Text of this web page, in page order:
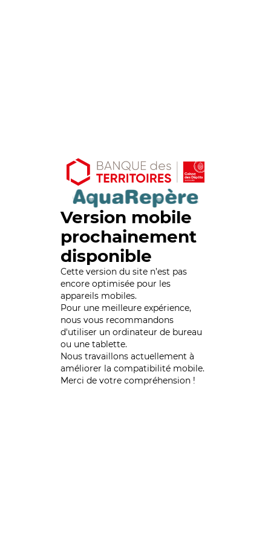
Version mobile
prochainement
disponible
Cette version du site n’est pas
encore optimisée pour les
appareils mobiles.
Pour une meilleure expérience,
nous vous recommandons
d'utiliser un ordinateur de bureau
ou une tablette.
Nous travaillons actuellement à
améliorer la compatibilité mobile.
Merci de votre compréhension !